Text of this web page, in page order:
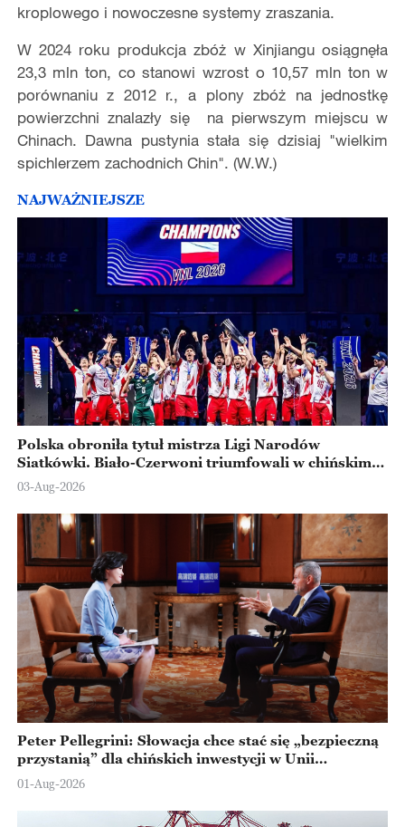
kroplowego i nowoczesne systemy zraszania.
W 2024 roku produkcja zbóż w Xinjiangu osiągnęła
23,3 mln ton, co stanowi wzrost o 10,57 mln ton w
porównaniu z 2012 r., a plony zbóż na jednostkę
powierzchni znalazły się na pierwszym miejscu w
Chinach. Dawna pustynia stała się dzisiaj "wielkim
spichlerzem zachodnich Chin". (W.W.)
NAJWAŻNIEJSZE
Polska obroniła tytuł mistrza Ligi Narodów
Siatkówki. Biało-Czerwoni triumfowali w chińskim
Ningbo
03-Aug-2026
Peter Pellegrini: Słowacja chce stać się „bezpieczną
przystanią” dla chińskich inwestycji w Unii
Europejskiej
01-Aug-2026